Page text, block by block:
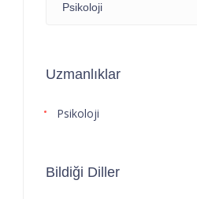
Psikoloji
Uzmanlıklar
Psikoloji
Bildiği Diller